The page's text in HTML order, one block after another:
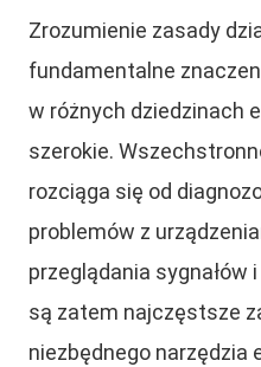
Zrozumienie zasady
fundamentalne
w różnych dziedzinach
szerokie.
rozciąga się od
problemów z
przeglądania sygnałów
są zatem najczęstsze
niezbędnego narzędzia